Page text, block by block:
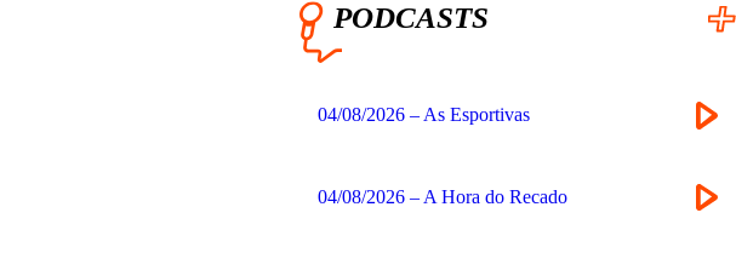
PODCASTS
04/08/2026 – As Esportivas
04/08/2026 – A Hora do Recado